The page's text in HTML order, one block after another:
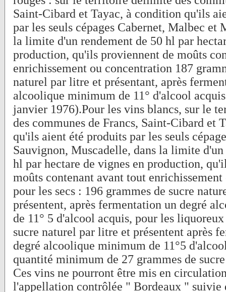
Saint-Cibard et Tayac, à condition qu'ils
par les seuls cépages Cabernet, Malbec et
la limite d'un rendement de 50 hl par
production, qu'ils proviennent de moûts
enrichissement ou concentration 187
naturel par litre et présentant, après
alcoolique minimum de 11° d'alcool
janvier 1976).Pour les vins blancs, sur le
des communes de Francs, Saint-Cibard et
qu'ils aient été produits par les seuls
Sauvignon, Muscadelle, dans la limite
hl par hectare de vignes en production,
moûts contenant avant tout
pour les secs : 196 grammes de sucre
présentent, après fermentation un degré
de 11° 5 d'alcool acquis, pour les
sucre naturel par litre et présentent après
degré alcoolique minimum de 11°5
quantité minimum de 27 grammes de
Ces vins ne pourront être mis en
l'appellation contrôlée " Bordeaux " suivie